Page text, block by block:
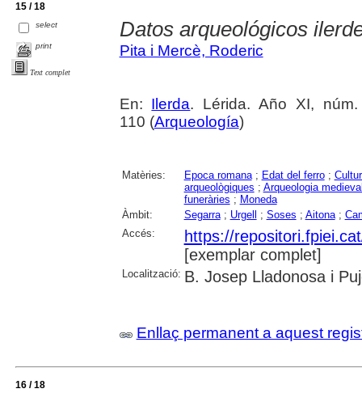
15 / 18
select
print
Text complet
Datos arqueológicos
Pita i Mercè, Roderic
En: Ilerda. Lérida. Año XI,
110 (Arqueología)
Matèries: Epoca romana; Edat del ferro;
arqueològiques ; Arqueologia
funeràries ; Moneda
Àmbit:
Segarra; Urgell ; Soses ; Aitona;
Accés:
https://
[exemplar complet]
Localització: B. Josep Lladonosa i
Enllaç permanent a aquest
16 / 18